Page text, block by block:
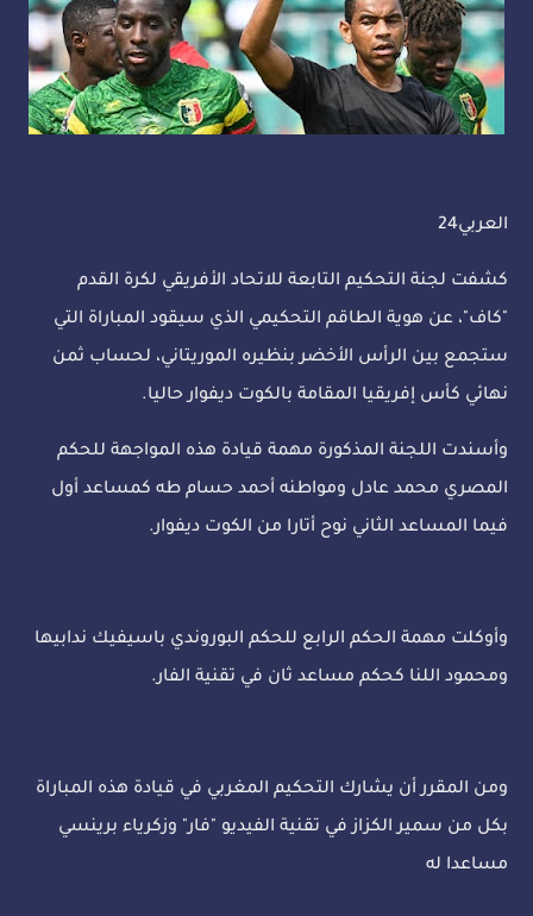
العربي24
كشفت لجنة التحكيم التابعة للاتحاد الأفريقي لكرة القدم
"كاف"، عن هوية الطاقم التحكيمي الذي سيقود المباراة التي
ستجمع بين الرأس الأخضر بنظيره الموريتاني، لحساب ثمن
نهائي كأس إفريقيا المقامة بالكوت ديفوار حاليا.
وأسندت اللجنة المذكورة مهمة قيادة هذه المواجهة للحكم
المصري محمد عادل ومواطنه أحمد حسام طه كمساعد أول
فيما المساعد الثاني نوح أتارا من الكوت ديفوار.
وأوكلت مهمة الحكم الرابع للحكم البوروندي باسيفيك ندابيها
ومحمود اللنا كحكم مساعد ثان في تقنية الفار.
ومن المقرر أن يشارك التحكيم المغربي في قيادة هذه المباراة
بكل من سمير الكزاز في تقنية الفيديو "فار" وزكرياء برينسي
مساعدا له